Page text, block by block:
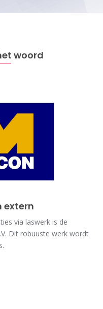
woord
extern
via laswerk is de
Dit robuuste werk wordt